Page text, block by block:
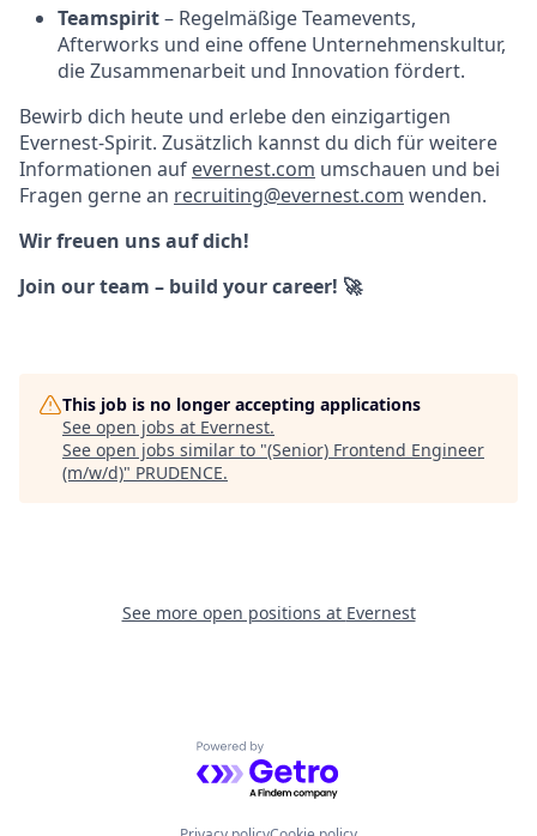
Teamspirit– Regelmäßige Teamevents,
Afterworks und eine offene Unternehmenskultur,
die Zusammenarbeit und Innovation fördert.
Bewirb dich heute und erlebe den einzigartigen
Evernest-Spirit. Zusätzlich kannst du dich für weitere
Informationen auf evernest.com umschauen und bei
Fragen gerne an recruiting@evernest.com wenden.
Wir freuen uns auf dich!
Join our team – build your career! 🚀
This job is no longer accepting applications
See open jobs at Evernest.
See open jobs similar to "(Senior) Frontend Engineer
(m/w/d)" PRUDENCE.
See more open positions at Evernest
Powered by Getro.com